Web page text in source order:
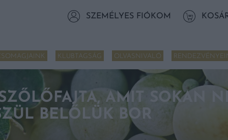
SZEMÉLYES FIÓKOM
KLUBTAGSÁG OLVASNIVALÓ
AMIT SOKAN
BELŐLÜK BOR